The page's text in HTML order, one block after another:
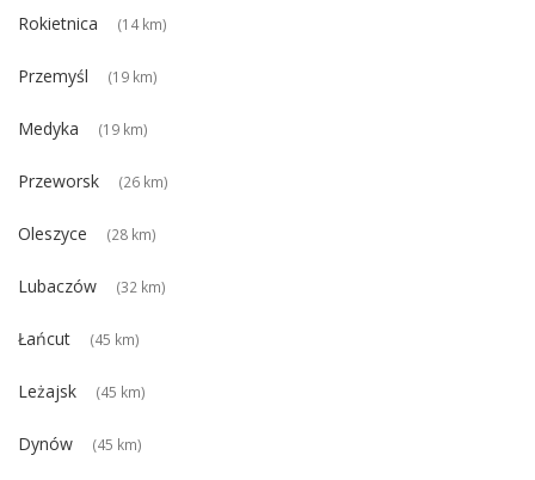
Rokietnica (14 km)
Przemyśl (19 km)
Medyka (19 km)
Przeworsk (26 km)
Oleszyce (28 km)
Lubaczów (32 km)
Łańcut (45 km)
Leżajsk (45 km)
Dynów (45 km)